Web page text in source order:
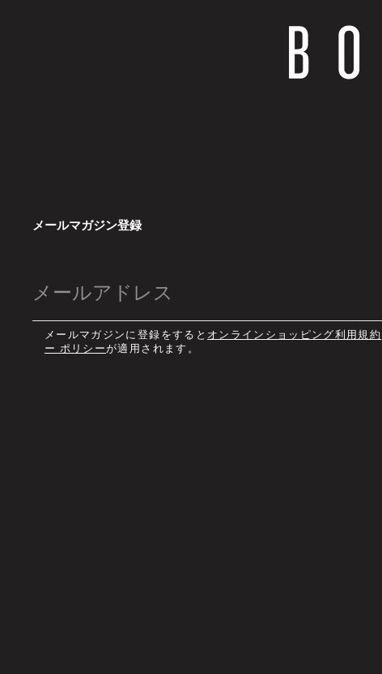
メールマガジン登録
メールマガジンに登録をすると オンラインショッピング利用規約
ー ポリシーが適用されます。